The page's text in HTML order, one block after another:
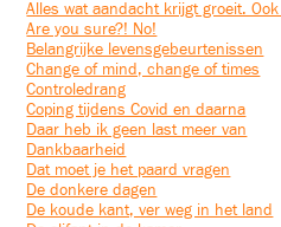
Alles wat aandacht krijgt groeit.
Are you sure?! No!
Belangrijke levensgebeurtenissen
Change of mind, change of times
Controledrang
Coping tijdens Covid en daarna
Daar heb ik geen last meer van
Dankbaarheid
Dat moet je het paard vragen
De donkere dagen
De koude kant, ver weg in het land